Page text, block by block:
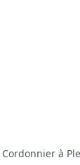
Cordonnier à